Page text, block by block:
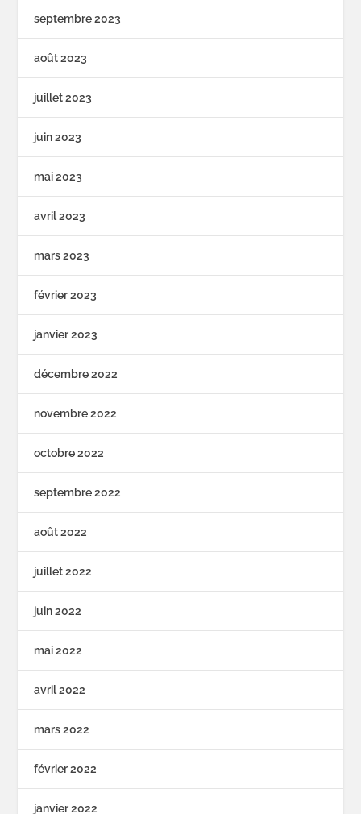
septembre 2023
août 2023
juillet 2023
juin 2023
mai 2023
avril 2023
mars 2023
février 2023
janvier 2023
décembre 2022
novembre 2022
octobre 2022
septembre 2022
août 2022
juillet 2022
juin 2022
mai 2022
avril 2022
mars 2022
février 2022
janvier 2022